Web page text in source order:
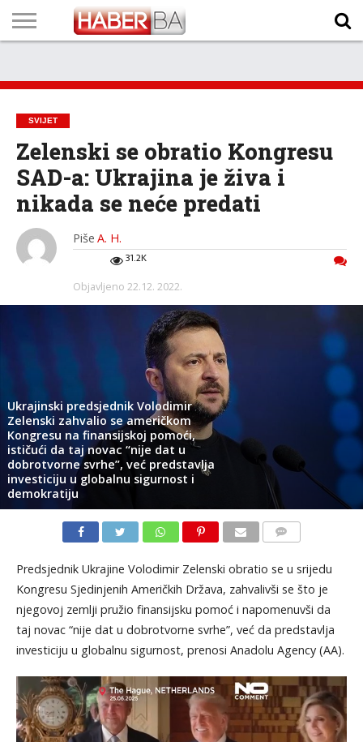
TECH
PROGRAM
PROGNOZA
PUTEVIMA
LISTA
NAMA
SVIJET
Zelenski se obratio Kongresu
SAD-a: Ukrajina je živa i
nikada se neće predati
Piše A. H.
31.2K
Objavljeno 22.12. 2022.
Ukrajinski predsjednik Volodimir
Zelenski zahvalio se američkom
Kongresu na finansijskoj pomoći,
ističući da taj novac “nije dat u
dobrotvorne svrhe”, već predstavlja
investiciju u globalnu sigurnost i
demokratiju
Predsjednik Ukrajine Volodimir Zelenski obratio se u srijedu
Kongresu Sjedinjenih Američkih Država, zahvalivši se što je
njegovoj zemlji pružio finansijsku pomoć i napomenuvši da
taj novac “nije dat u dobrotvorne svrhe”, već da predstavlja
investiciju u globalnu sigurnost, prenosi Anadolu Agency (AA).